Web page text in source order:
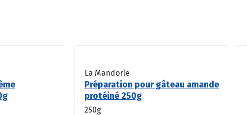
La Mandorle
Préparation pour gâteau amande
protéiné 250g
250g